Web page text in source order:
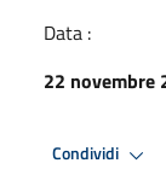
Data :
22 novembre
Condividi